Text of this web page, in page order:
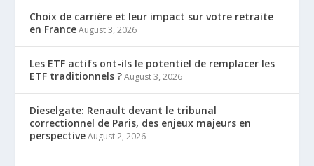
Choix de carrière et leur impact sur votre retraite
en France August 3, 2026
Les ETF actifs ont-ils le potentiel de remplacer les
ETF traditionnels ? August 3, 2026
Dieselgate: Renault devant le tribunal
correctionnel de Paris, des enjeux majeurs en
perspective August 2, 2026